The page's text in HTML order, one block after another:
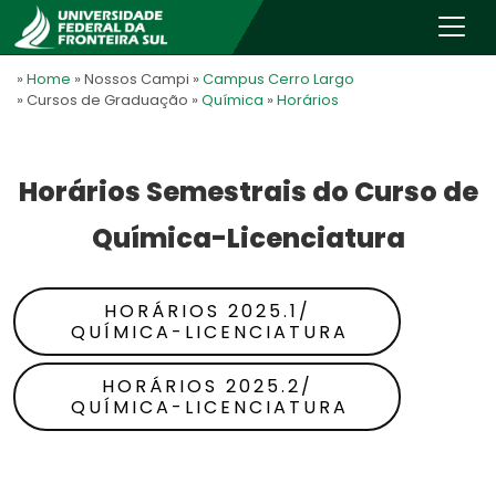
» Home » Nossos Campi » Campus Cerro Largo
» Cursos de Graduação » Química » Horários
Horários Semestrais do Curso de
Química-Licenciatura
HORÁRIOS 2025.1/
QUÍMICA-LICENCIATURA
HORÁRIOS 2025.2/
QUÍMICA-LICENCIATURA